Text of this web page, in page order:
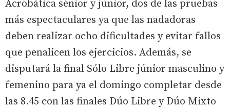
Acrobática sénior y júnior, dos de las pruebas
más espectaculares ya que las nadadoras
deben realizar ocho dificultades y evitar fallos
que penalicen los ejercicios. Además, se
disputará la final Sólo Libre júnior masculino y
femenino para ya el domingo completar desde
las 8.45 con las finales Dúo Libre y Dúo Mixto